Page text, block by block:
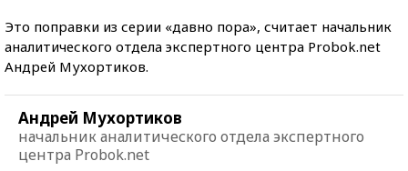
Это поправки из серии «давно пора», считает начальник
аналитического отдела экспертного центра Probok.net
Андрей Мухортиков.
Андрей Мухортиков
начальник аналитического отдела экспертного
центра Probok.net